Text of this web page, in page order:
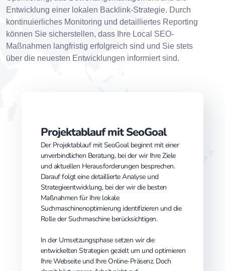
Entwicklung einer lokalen Backlink-Strategie. Durch
kontinuierliches Monitoring und detailliertes Reporting
können Sie sicherstellen, dass Ihre Local SEO-
Maßnahmen langfristig erfolgreich sind und Sie stets
über die neuesten Entwicklungen informiert sind.
Projektablauf mit SeoGoal
Der Projektablauf mit SeoGoal beginnt mit einer
unverbindlichen Beratung, bei der wir Ihre Ziele
und aktuellen Herausforderungen besprechen.
Darauf folgt eine detaillierte Analyse und
Strategieentwicklung, bei der wir die besten
Maßnahmen für Ihre lokale
Suchmaschinenoptimierung identifizieren und die
Rolle der Suchmaschine berücksichtigen.
In der Umsetzungsphase setzen wir die
entwickelten Strategien gezielt um und optimieren
Ihre Webseite und Ihre Online-Präsenz. Doch